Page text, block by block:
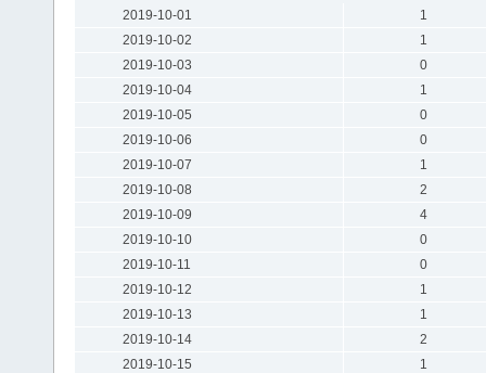
2019-10-01
1
2019-10-02
1
2019-10-03
0
2019-10-04
1
2019-10-05
0
2019-10-06
0
2019-10-07
1
2019-10-08
2
2019-10-09
4
2019-10-10
0
2019-10-11
0
2019-10-12
1
2019-10-13
1
2019-10-14
2
2019-10-15
1